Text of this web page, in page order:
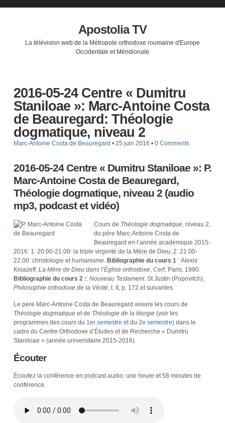
Apostolia TV
La télévision web de la Métropole orthodoxe roumaine d'Europe
Occidentale et Méridionale
2016-05-24 Centre « Dumitru
Staniloae »: Marc-Antoine Costa
de Beauregard: Théologie
dogmatique, niveau 2
Marc-Antoine Costa de Beauregard • 25 juin 2016 • 0 Comments
2016-05-24 Centre « Dumitru Staniloae »: P.
Marc-Antoine Costa de Beauregard,
Théologie dogmatique, niveau 2 (audio
mp3, podcast et vidéo)
Cours de Théologie dogmatique, niveau 2,
du père Marc-Antoine Costa de
Beauregard en l’année académique 2015-
2016: 1. 20.00-21.00: la triple virginité de la Mère de Dieu; 2. 21.00-
22.00: christologie et humanisme. Bibliographie du cours 1: Alexis
Kniazeff, La Mère de Dieu dans l’Église orthodoxe, Cerf, Paris, 1990.
Bibliographie du cours 2 :: Nouveau Testament. St Justin (Popovitch),
Philosophie orthodoxe de la Vérité, t. II, p. 172 et suivantes.
Le père Marc-Antoine Costa de Beauregard assure les cours de
Théologie dogmatiqueet de Théologie de la liturgie(voir les
programmes des cours du 1er semestre et du 2e semestre) dans le
cadre du Centre Orthodoxe d’Études et de Recherche « Dumitru
Staniloae » (année universitaire 2015-2016).
Écouter
Écoutez la conférence en podcast audio: une heure et 58 minutes de
conférence.